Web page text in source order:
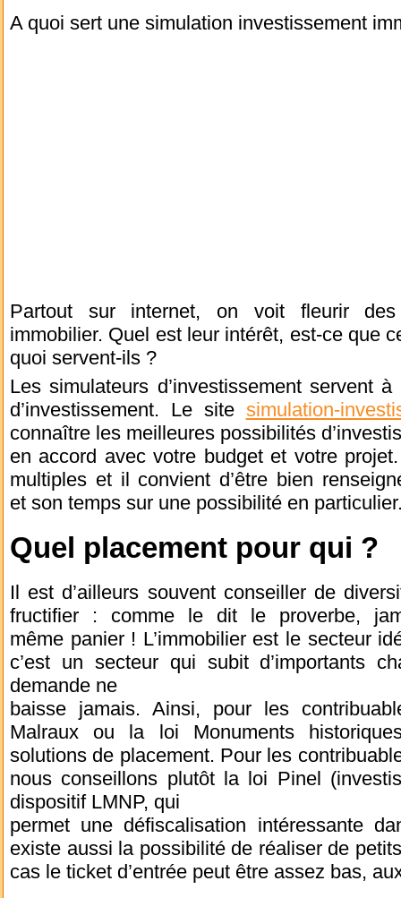
A quoi sert une simulation investissement
Partout sur internet, on voit fleurir des
immobilier. Quel est leur intérêt, est-ce que
quoi servent-ils ?
Les simulateurs d’investissement servent
d’investissement. Le site simulation-
connaître les meilleures possibilités
en accord avec votre budget et votre
multiples et il convient d’être bien
et son temps sur une possibilité en
Quel placement pour qui ?
Il est d’ailleurs souvent conseiller de
fructifier : comme le dit le proverbe,
même panier ! L’immobilier est le secteur
c’est un secteur qui subit d’importants
demande ne
baisse jamais. Ainsi, pour les
Malraux ou la loi Monuments
solutions de placement. Pour les
nous conseillons plutôt la loi Pinel
dispositif LMNP, qui
permet une défiscalisation intéressante
existe aussi la possibilité de réaliser de
cas le ticket d’entrée peut être assez bas,